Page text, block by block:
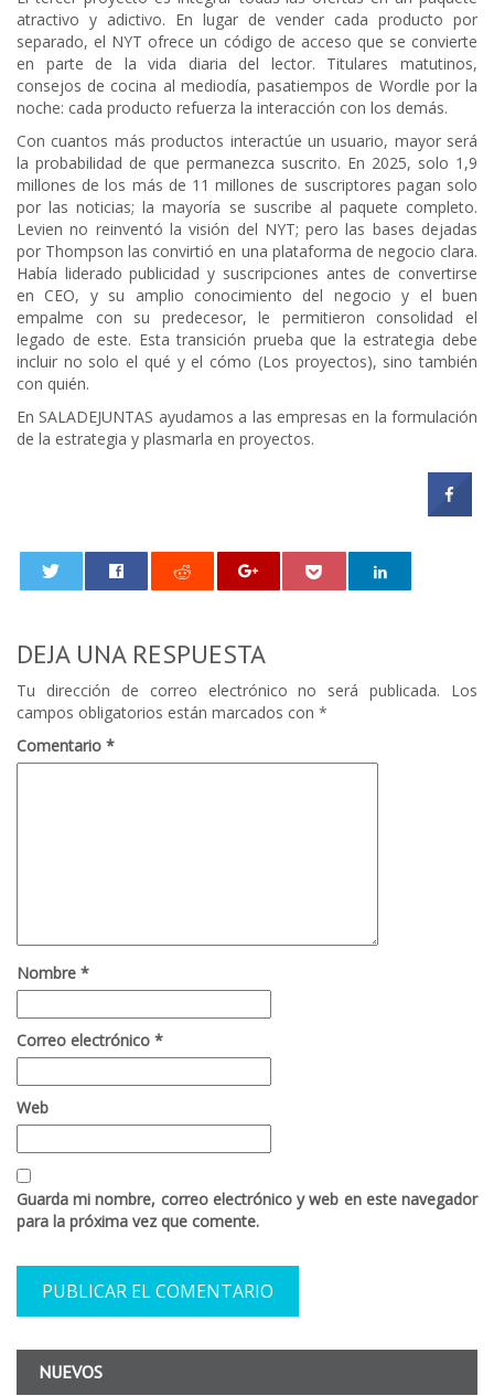
atractivo y adictivo. En lugar de vender cada producto por
separado, el NYT ofrece un código de acceso que se convierte
en parte de la vida diaria del lector. Titulares matutinos,
consejos de cocina al mediodía, pasatiempos de Wordle por la
noche: cada producto refuerza la interacción con los demás.
Con cuantos más productos interactúe un usuario, mayor será
la probabilidad de que permanezca suscrito. En 2025, solo 1,9
millones de los más de 11 millones de suscriptores pagan solo
por las noticias; la mayoría se suscribe al paquete completo.
Levien no reinventó la visión del NYT; pero las bases dejadas
por Thompson las convirtió en una plataforma de negocio clara.
Había liderado publicidad y suscripciones antes de convertirse
en CEO, y su amplio conocimiento del negocio y el buen
empalme con su predecesor, le permitieron consolidad el
legado de este. Esta transición prueba que la estrategia debe
incluir no solo el qué y el cómo (Los proyectos), sino también
con quién.
En SALADEJUNTAS ayudamos a las empresas en la formulación
de la estrategia y plasmarla en proyectos.
DEJA UNA RESPUESTA
Tu dirección de correo electrónico no será publicada.
Los
campos obligatorios están marcados con *
Comentario *
Nombre *
Correo electrónico *
Web
Guarda mi nombre, correo electrónico y web en este navegador
para la próxima vez que comente.
NUEVOS